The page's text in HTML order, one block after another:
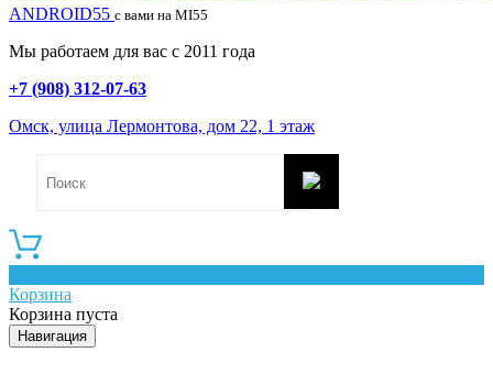
ANDROID55 с вами на MI55
Мы работаем для вас с 2011 года
+7 (908) 312-07-63
Омск, улица Лермонтова, дом 22, 1 этаж
Корзина
Корзина пуста
Навигация